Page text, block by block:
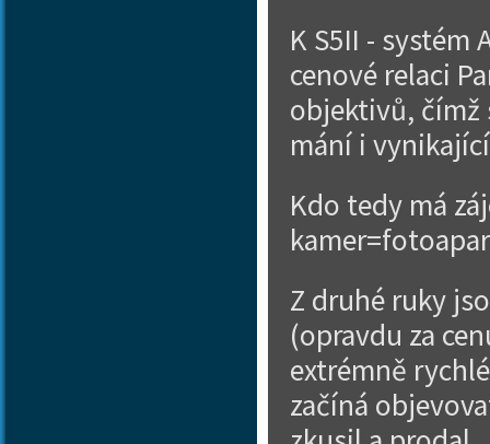
K S5II - systém
cenové relaci
objektivů, čímž
mání i
Kdo tedy má
Z druhé ruky
(opravdu za
extrémně
začíná